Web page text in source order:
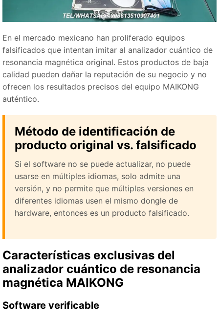
En el mercado mexicano han proliferado equipos
falsificados que intentan imitar al analizador cuántico de
resonancia magnética original. Estos productos de baja
calidad pueden dañar la reputación de su negocio y no
ofrecen los resultados precisos del equipo MAIKONG
auténtico.
Método de identificación de
producto original vs. falsificado
Si el software no se puede actualizar, no puede
usarse en múltiples idiomas, solo admite una
versión, y no permite que múltiples versiones en
diferentes idiomas usen el mismo dongle de
hardware, entonces es un producto falsificado.
Características exclusivas del
analizador cuántico de resonancia
magnética MAIKONG
Software verificable